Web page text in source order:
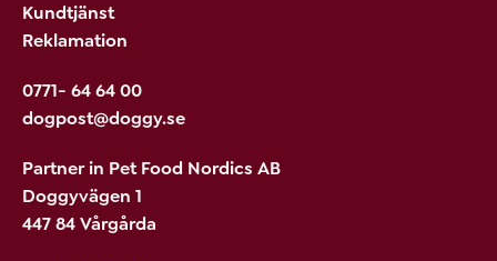
Kundtjänst
Reklamation
0771- 64 64 00
dogpost@doggy.se
Partner in Pet Food Nordics AB
Doggyvägen 1
447 84 Vårgårda